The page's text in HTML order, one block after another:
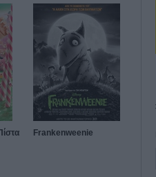
Frankenweenie